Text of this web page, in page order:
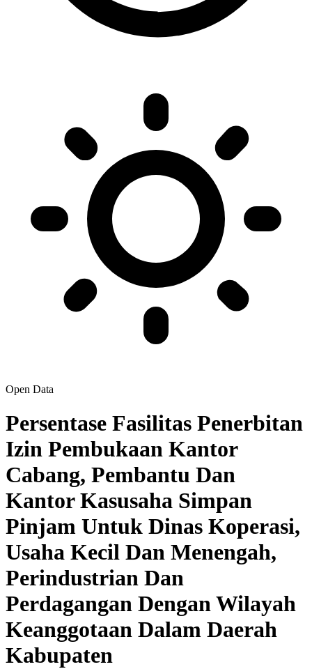
Open Data
Persentase Fasilitas Penerbitan
Izin Pembukaan Kantor
Cabang, Pembantu Dan
Kantor Kasusaha Simpan
Pinjam Untuk Dinas Koperasi,
Usaha Kecil Dan Menengah,
Perindustrian Dan
Perdagangan Dengan Wilayah
Keanggotaan Dalam Daerah
Kabupaten